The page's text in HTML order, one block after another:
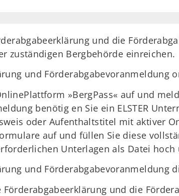
und die
zuständigen Bergbehörde einreichen.
und Förderabgabevoranmeldung
»BergPass« auf und
benötig en Sie ein ELSTER
oder Aufenthaltstitel mit aktiver
auf und füllen Sie diese
Unterlagen als Datei
und Förderabgabevoranmeldung
Förderabgabeerklärung und die